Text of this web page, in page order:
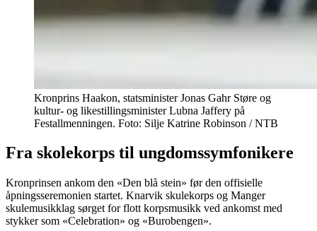
Kronprins Haakon, statsminister Jonas Gahr Støre og
kultur- og likestillingsminister Lubna Jaffery på
Festallmenningen. Foto: Silje Katrine Robinson / NTB
Fra skolekorps til ungdomssymfonikere
Kronprinsen ankom den «Den blå stein» før den offisielle
åpningsseremonien startet. Knarvik skulekorps og Manger
skulemusikklag sørget for flott korpsmusikk ved ankomst med
stykker som «Celebration» og «Burobengen».